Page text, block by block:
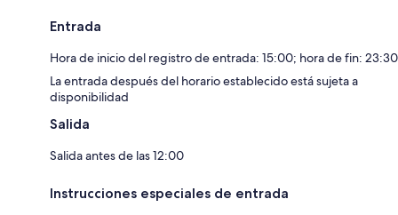
Entrada
Hora de inicio del registro de entrada: 15:00; hora de fin: 23:30
La entrada después del horario establecido está sujeta a
disponibilidad
Salida
Salida antes de las 12:00
Instrucciones especiales de entrada